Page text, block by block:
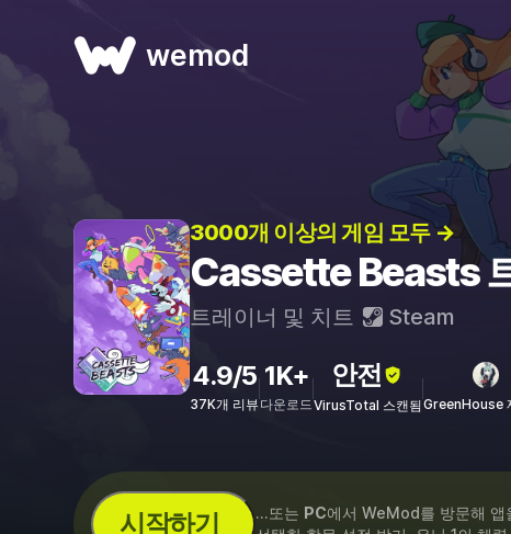
wemod
3000개 이상의 게임 모두 →
Cassette Beasts
트레이너 및 치트 Steam
4.9/5
37K개 리뷰
1K+
다운로드
안전
VirusTotal 스캔됨GreenHouse
시작하기 ...또는 PC에서 WeMod를 방문해 앱